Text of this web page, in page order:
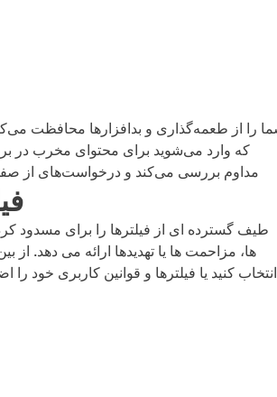
که وارد می‌شوید برای محتوای مخرب در
مداوم بررسی می‌کند و درخواست‌های از
ها، مزاحمت ها یا تهدیدها ارائه می دهد.
انتخاب کنید یا فیلترها و قوانین کاربری خود را